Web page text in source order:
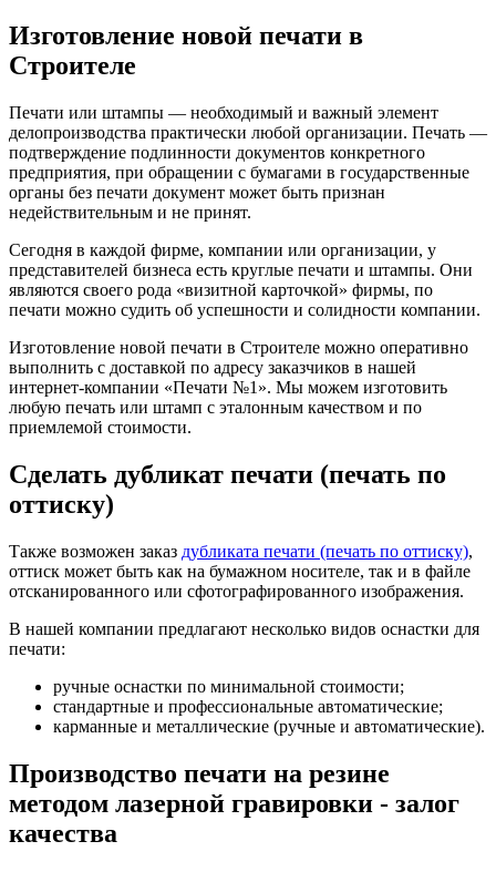
Изготовление новой печати в
Строителе
Печати или штампы — необходимый и важный элемент
делопроизводства практически любой организации. Печать —
подтверждение подлинности документов конкретного
предприятия, при обращении с бумагами в государственные
органы без печати документ может быть признан
недействительным и не принят.
Сегодня в каждой фирме, компании или организации, у
представителей бизнеса есть круглые печати и штампы. Они
являются своего рода «визитной карточкой» фирмы, по
печати можно судить об успешности и солидности компании.
Изготовление новой печати в Строителе можно оперативно
выполнить с доставкой по адресу заказчиков в нашей
интернет-компании «Печати №1». Мы можем изготовить
любую печать или штамп с эталонным качеством и по
приемлемой стоимости.
Сделать дубликат печати (печать по
оттиску)
Также возможен заказ дубликата печати (печать по оттиску),
оттиск может быть как на бумажном носителе, так и в файле
отсканированного или сфотографированного изображения.
В нашей компании предлагают несколько видов оснастки для
печати:
ручные оснастки по минимальной стоимости;
стандартные и профессиональные автоматические;
карманные и металлические (ручные и автоматические).
Производство печати на резине
методом лазерной гравировки - залог
качества